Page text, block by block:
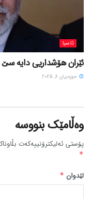
ئاسیا
ئێران هۆشداریی دایە سێ
حوزه‌یران 6, 2025
وەڵامێک بنووسە
پۆستی ئەلیکترۆنییەکەت
*
لێدوان *